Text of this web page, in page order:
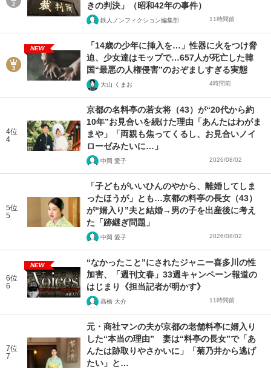
きの判決」（昭和42年の事件）
鉄人ノンフィクション編集部 11時間前
NEW
「14歳の少年に挿入を…」性器に火をつけ脅
迫、少女達はモップで…657人が死亡した韓
国“最悪の人権侵害”のおぞましすぎる実態
大山 くまお 4時間前
4位
4
京都の名料亭の若女将（43）が“20代から約
10年”お見合いを続けた理由「あんたはわがま
まや」「両親も焦ってくるし、お見合いノイ
ローゼみたいに…」
中岡 愛子 2026/08/02
5位
5
「子どもがいいひんのやから、離婚してしま
ったほうが」とも…京都の料亭の長女（43）
が“婿入り”夫と結婚→男の子を出産後に考え
た「跡継ぎ問題」
中岡 愛子 2026/08/02
6位
6
NEW
“なかったこと”にされたジャニー喜多川の性
加害、「週刊文春」33週キャンペーン報道の
はじまり《担当記者が明かす》
髙橋 大介 11時間前
7位
7
元・商社マンの夫が京都の老舗料亭に婿入り
した“本当の理由” 妻は“料亭の長女”で「あ
んたは跡取りやさかいに」「菊乃井から逃げ
たい」と…